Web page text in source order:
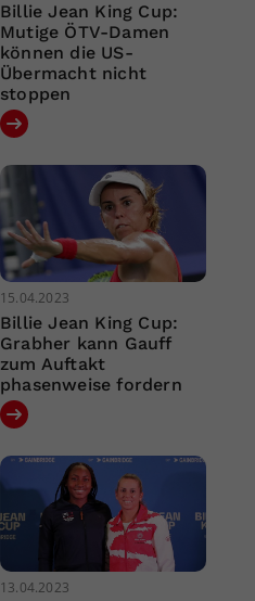
Billie Jean King Cup:
Mutige ÖTV-Damen
können die US-
Übermacht nicht
stoppen
15.04.2023
Billie Jean King Cup:
Grabher kann Gauff
zum Auftakt
phasenweise fordern
13.04.2023